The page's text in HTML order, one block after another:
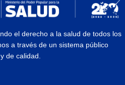
el derecho a la salud de todos los
a través de un sistema público
de calidad.